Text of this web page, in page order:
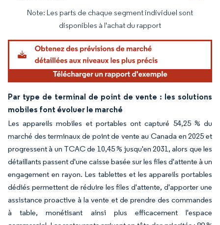
Image © Mordor Intelligence. La réutilisation nécessite une attribution sous CC BY
Note: Les parts de chaque segment individuel sont
disponibles à l'achat du rapport
Par type de terminal de point de vente : les solutions
mobiles font évoluer le marché
Les appareils mobiles et portables ont capturé 54,25 % du
marché des terminaux de point de vente au Canada en 2025 et
progressent à un TCAC de 10,45 % jusqu'en 2031, alors que les
détaillants passent d'une caisse basée sur les files d'attente à un
engagement en rayon. Les tablettes et les appareils portables
dédiés permettent de réduire les files d'attente, d'apporter une
assistance proactive à la vente et de prendre des commandes
à table, monétisant ainsi plus efficacement l'espace